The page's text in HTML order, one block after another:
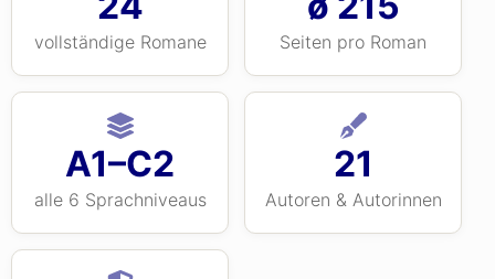
vollständige Romane Seiten pro Roman
A1–C2
alle 6 Sprachniveaus
21
Autoren & Autorinnen